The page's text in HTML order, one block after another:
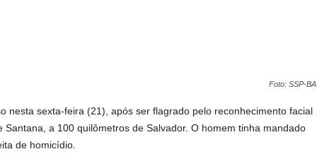
Foto: SSP-BA
nesta sexta-feira (21), após ser flagrado pelo reconhecimento facial
a 100 quilômetros de Salvador. O homem tinha mandado
de homicídio.